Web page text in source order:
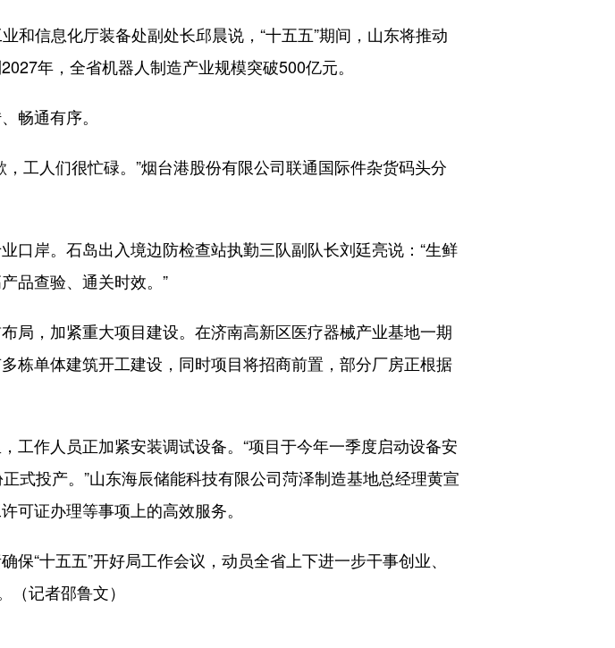
信息化厅装备处副处长邱晨说，“十五五”期间，山东将推动
年，全省机器人制造产业规模突破500亿元。
通有序。
人们很忙碌。”烟台港股份有限公司联通国际件杂货码头分
岸。石岛出入境边防检查站执勤三队副队长刘廷亮说：“生鲜
品查验、通关时效。”
，加紧重大项目建设。在济南高新区医疗器械产业基地一期
栋单体建筑开工建设，同时项目将招商前置，部分厂房正根据
作人员正加紧安装调试设备。“项目于今年一季度启动设备安
式投产。”山东海辰储能科技有限公司菏泽制造基地总经理黄宣
可证办理等事项上的高效服务。
“十五五”开好局工作会议，动员全省上下进一步干事创业、
记者邵鲁文）